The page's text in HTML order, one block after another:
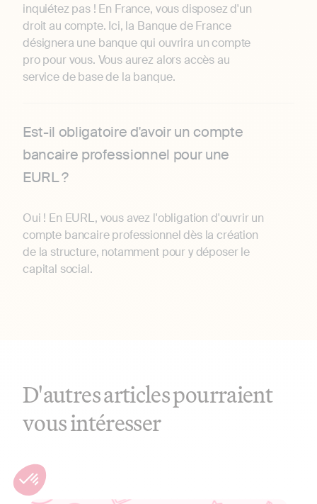
inquiétez pas ! En France, vous disposez d'un
droit au compte. Ici, la Banque de France
désignera une banque qui ouvrira un compte
pro pour vous. Vous aurez alors accès au
service de base de la banque.
Est-il obligatoire d'avoir un compte
bancaire professionnel pour une
EURL ?
Oui ! En EURL, vous avez l'obligation d'ouvrir un
compte bancaire professionnel dès la création
de la structure, notamment pour y déposer le
capital social.
D'autres articles pourraient
vous intéresser